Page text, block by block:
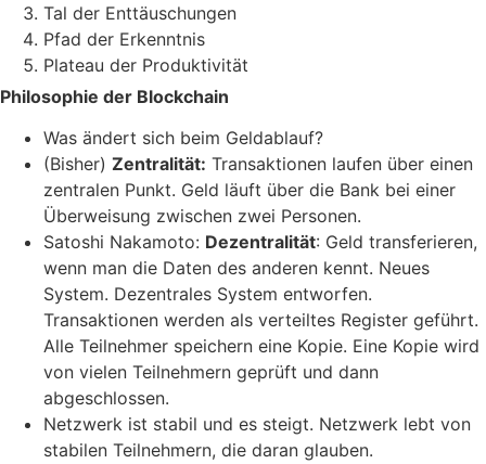
Tal der Enttäuschungen
Pfad der Erkenntnis
Plateau der Produktivität
Philosophie der Blockchain
Was ändert sich beim Geldablauf?
(Bisher) Zentralität: Transaktionen laufen über einen
zentralen Punkt. Geld läuft über die Bank bei einer
Überweisung zwischen zwei Personen.
Satoshi Nakamoto: Dezentralität: Geld transferieren,
wenn man die Daten des anderen kennt. Neues
System. Dezentrales System entworfen.
Transaktionen werden als verteiltes Register geführt.
Alle Teilnehmer speichern eine Kopie. Eine Kopie wird
von vielen Teilnehmern geprüft und dann
abgeschlossen.
Netzwerk ist stabil und es steigt. Netzwerk lebt von
stabilen Teilnehmern, die daran glauben.